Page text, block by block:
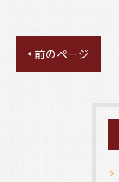
< 前のページ